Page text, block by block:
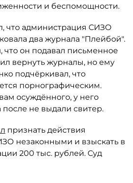
и беспомощности.
что администрация СИЗО
два журнала "Плейбой".
что он подавал письменное
вернуть журналы, но ему
подчёркивал, что
порнографическим.
осуждённого, у него
после не выдали свитер.
признать действия
незаконными и взыскать в
200 тыс. рублей. Суд